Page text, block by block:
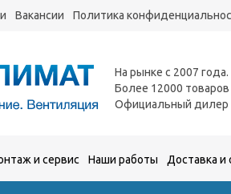
Вакансии Политика
На рынке с 2007 года.
Более 12000 товаров
Официальный дилер
и сервис Наши работы Доставка и